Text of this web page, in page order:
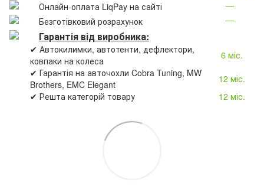
Онлайн-оплата LiqPay на сайті
—
Безготівковий розрахунок
—
Гарантія від виробника:
✔ Автокилимки, автотенти, дефлектори,
ковпаки на колеса
6 міс.
✔ Гарантія на авточохли Cobra Tuning, MW
Brothers, EMC Elegant
12 міс.
✔ Решта категорій товару
12 міс.